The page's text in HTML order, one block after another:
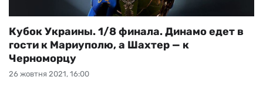
26 жовтня 2021, 16:00
Кубок Украины. 1/8 финала. Динамо едет в
гости к Мариуполю, а Шахтер — к
Черноморцу